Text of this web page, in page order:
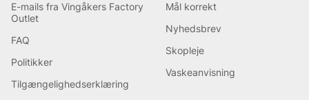
E-mails fra Vingåkers Factory
Outlet
FAQ
Politikker
Tilgængelighedserklæring
Mål korrekt
Nyhedsbrev
Skopleje
Vaskeanvisning